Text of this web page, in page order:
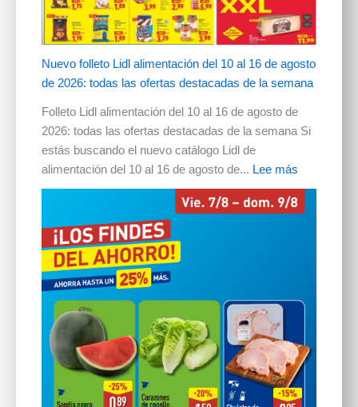
Nuevo folleto Lidl alimentación del 10 al 16 de agosto
de 2026: todas las ofertas destacadas de la semana
Folleto Lidl alimentación del 10 al 16 de agosto de
2026: todas las ofertas destacadas de la semana Si
estás buscando el nuevo catálogo Lidl de
alimentación del 10 al 16 de agosto de... Lee más